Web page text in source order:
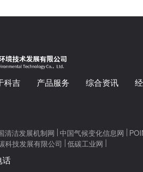
科吉 产品服务 综合资讯
清洁发展机制网 中国气候变化信息网
科技发展有限公司 低碳工业网
话